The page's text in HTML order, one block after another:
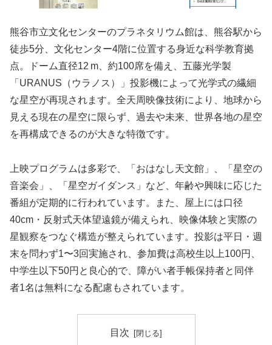
熊谷市立文化センターのプラネタリウム館は、熊谷駅から
徒歩5分、文化センター4階に位置する身近な科学教育拠
点。ドーム直径12 m、約100席を備え、五藤光学製
「URANUS（ウラノス）」投影機によって光学式の繊細
な星空が再現されます。全天周映像技術により、地球から
見える現在の星空に限らず、過去や未来、世界各地の星空
を再構成できるのが大きな特徴です。
上映プログラムは多彩で、「おはなし天文館」、「星空の
音楽会」、「星空ガイダンス」など、年齢や興味に応じた
番組が定期的に行われています。また、屋上には口径
40cm・反射式天体望遠鏡が備えられ、映像体験と実際の
星観察をつなぐ構造が整えられています。投影は平日・週
末を問わず1〜3回実施され、参加費は高校生以上100円、
中学生以下50円と良心的で、障がい者手帳保持者と同伴
者1名は無料になる配慮もされています。
目次